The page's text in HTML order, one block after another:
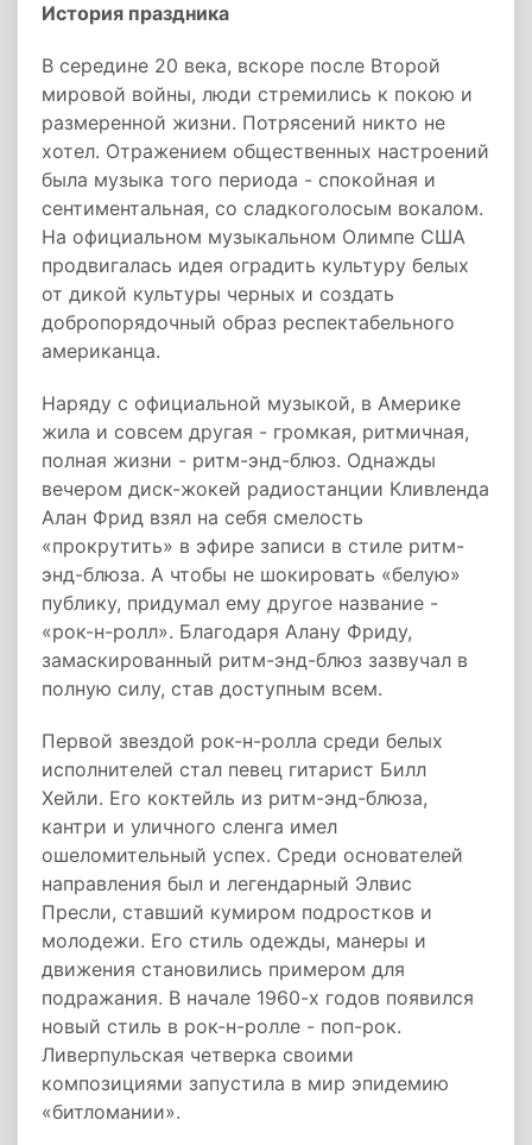
История праздника
В середине 20 века, вскоре после Второй
мировой войны, люди стремились к покою и
размеренной жизни. Потрясений никто не
хотел. Отражением общественных настроений
была музыка того периода - спокойная и
сентиментальная, со сладкоголосым вокалом.
На официальном музыкальном Олимпе США
продвигалась идея оградить культуру белых
от дикой культуры черных и создать
добропорядочный образ респектабельного
американца.
Наряду с официальной музыкой, в Америке
жила и совсем другая - громкая, ритмичная,
полная жизни - ритм-энд-блюз. Однажды
вечером диск-жокей радиостанции Кливленда
Алан Фрид взял на себя смелость
«прокрутить» в эфире записи в стиле ритм-
энд-блюза. А чтобы не шокировать «белую»
публику, придумал ему другое название -
«рок-н-ролл». Благодаря Алану Фриду,
замаскированный ритм-энд-блюз зазвучал в
полную силу, став доступным всем.
Первой звездой рок-н-ролла среди белых
исполнителей стал певец гитарист Билл
Хейли. Его коктейль из ритм-энд-блюза,
кантри и уличного сленга имел
ошеломительный успех. Среди основателей
направления был и легендарный Элвис
Пресли, ставший кумиром подростков и
молодежи. Его стиль одежды, манеры и
движения становились примером для
подражания. В начале 1960-х годов появился
новый стиль в рок-н-ролле - поп-рок.
Ливерпульская четверка своими
композициями запустила в мир эпидемию
«битломании».